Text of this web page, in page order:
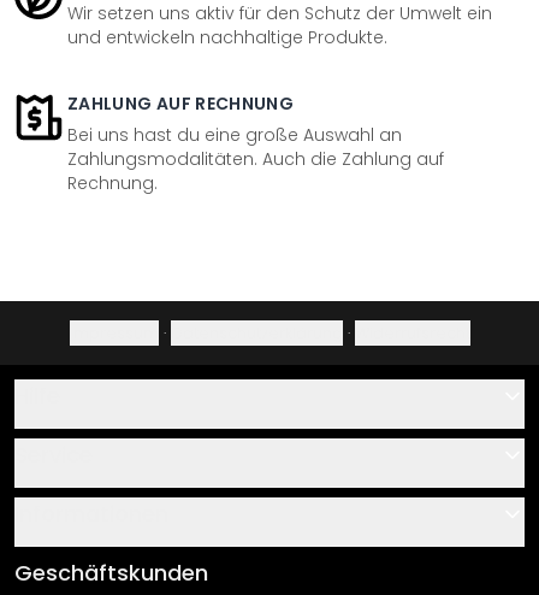
Wir setzen uns aktiv für den Schutz der Umwelt ein
und entwickeln nachhaltige Produkte.
ZAHLUNG AUF RECHNUNG
Bei uns hast du eine große Auswahl an
Zahlungsmodalitäten. Auch die Zahlung auf
Rechnung.
· ·
Über uns
Klebe- und Montageanleitungen
AGB
Geschäftskunden